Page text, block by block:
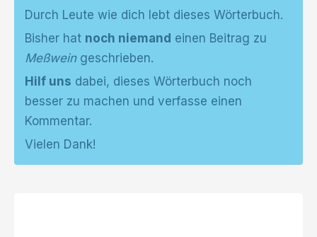
Durch Leute wie dich lebt dieses Wörterbuch.
Bisher hat noch niemand einen Beitrag zu
Meßweingeschrieben.
Hilf uns dabei, dieses Wörterbuch noch
besser zu machen und verfasse einen
Kommentar.
Vielen Dank!